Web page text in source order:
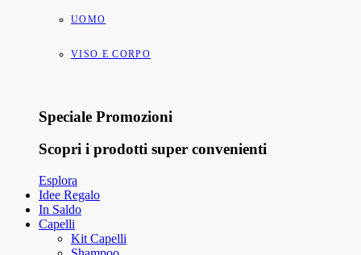
UOMO
VISO E CORPO
Speciale Promozioni
Scopri i prodotti super convenienti
Esplora
Idee Regalo
In Saldo
Capelli
Kit Capelli